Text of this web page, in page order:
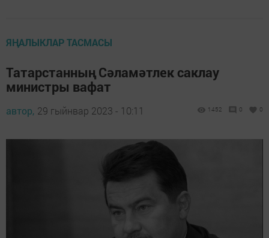
ЯҢАЛЫКЛАР ТАСМАСЫ
Татарстанның Сәламәтлек саклау
министры вафат
автор, 29 гыйнвар 2023 - 10:11 1452 0 0